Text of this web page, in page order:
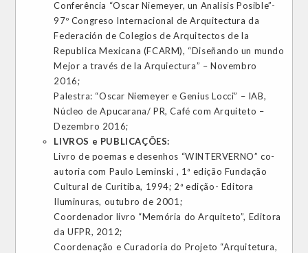
Conferência “Oscar Niemeyer, un Analisis Posible”-
97º Congreso Internacional de Arquitectura da
Federación de Colegios de Arquitectos de la
Republica Mexicana (FCARM), “Diseñando un mundo
Mejor a través de la Arquiectura” – Novembro
2016;
Palestra: “Oscar Niemeyer e Genius Locci” – IAB,
Núcleo de Apucarana/ PR, Café com Arquiteto –
Dezembro 2016;
LIVROS e PUBLICAÇÕES:
Livro de poemas e desenhos “WINTERVERNO” co-
autoria com Paulo Leminski , 1ª edição Fundação
Cultural de Curitiba, 1994; 2ª edição- Editora
Iluminuras, outubro de 2001;
Coordenador livro “Memória do Arquiteto”, Editora
da UFPR, 2012;
Coordenação e Curadoria do Projeto “Arquitetura,